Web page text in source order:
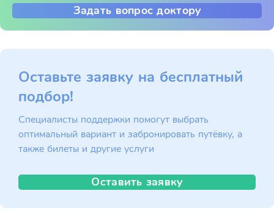
Задать вопрос доктору
Оставьте заявку на бесплатный
подбор!
Специалисты поддержки помогут выбрать
оптимальный вариант и забронировать путёвку, а
также билеты и другие услуги
Оставить заявку